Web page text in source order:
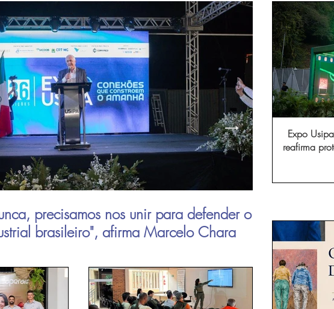
precisamos nos unir para defender o
brasileiro", afirma Marcelo Chara
viagens
Expo
reafirma